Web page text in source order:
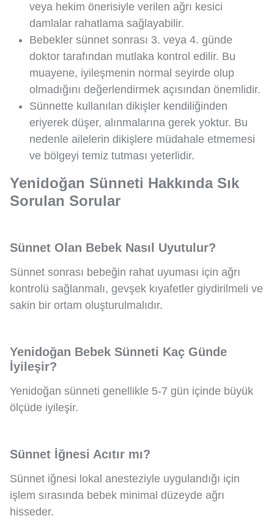
veya hekim önerisiyle verilen ağrı kesici
damlalar rahatlama sağlayabilir.
Bebekler sünnet sonrası 3. veya 4. günde
doktor tarafından mutlaka kontrol edilir. Bu
muayene, iyileşmenin normal seyirde olup
olmadığını değerlendirmek açısından önemlidir.
Sünnette kullanılan dikişler kendiliğinden
eriyerek düşer, alınmalarına gerek yoktur. Bu
nedenle ailelerin dikişlere müdahale etmemesi
ve bölgeyi temiz tutması yeterlidir.
Yenidoğan Sünneti Hakkında Sık
Sorulan Sorular
Sünnet Olan Bebek Nasıl Uyutulur?
Sünnet sonrası bebeğin rahat uyuması için ağrı
kontrolü sağlanmalı, gevşek kıyafetler giydirilmeli ve
sakin bir ortam oluşturulmalıdır.
Yenidoğan Bebek Sünneti Kaç Günde
İyileşir?
Yenidoğan sünneti genellikle 5-7 gün içinde büyük
ölçüde iyileşir.
Sünnet İğnesi Acıtır mı?
Sünnet iğnesi lokal anesteziyle uygulandığı için
işlem sırasında bebek minimal düzeyde ağrı
hisseder.